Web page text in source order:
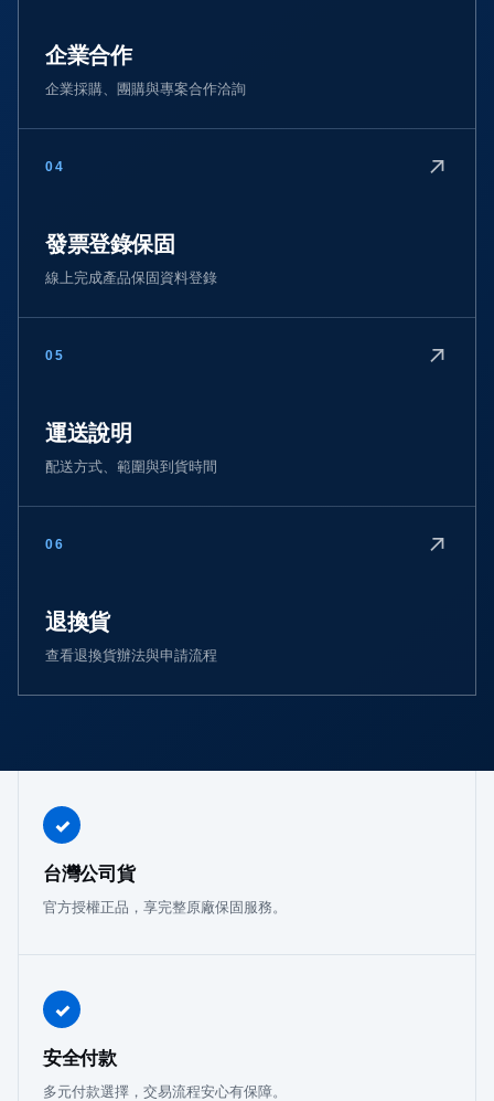
企業合作
企業採購、團購與專案合作洽詢
04 ↗
發票登錄保固
線上完成產品保固資料登錄
05 ↗
運送說明
配送方式、範圍與到貨時間
06 ↗
退換貨
查看退換貨辦法與申請流程
✓
台灣公司貨
官方授權正品，享完整原廠保固服務。
✓
安全付款
多元付款選擇，交易流程安心有保障。